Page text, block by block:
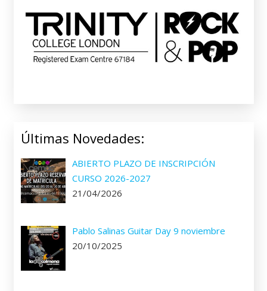
Últimas Novedades:
ABIERTO PLAZO DE INSCRIPCIÓN
CURSO 2026-2027
21/04/2026
Pablo Salinas Guitar Day 9 noviembre
20/10/2025